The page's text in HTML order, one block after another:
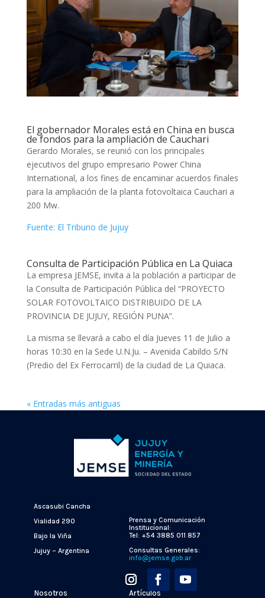
El gobernador Morales está en China en busca
de fondos para la ampliación de Cauchari
Gerardo Morales, se reunió con los principales
ejecutivos del grupo empresario Power China
International, a los fines de encaminar acuerdos finales
para la ampliación de la planta fotovoltaica Cauchari a
200 Mw.
Fuente: El Tribuno de Jujuy
Consulta de Participación Pública en La Quiaca
La empresa JEMSE, invita a la población a participar de
la Consulta de Participación Pública del “PROYECTO
SOLAR FOTOVOLTAICO DISTRIBUIDO DE LA
PROVINCIA DE JUJUY, REGIÓN PUNA”.
La misma se llevará a cabo el día Jueves 11 de Julio a
horas 10:30 en la Sede U.N.Ju. – Avenida Cabildo S/N
(Predio del Ex Ferrocarril) de la ciudad de La Quiaca.
« Entradas más antiguas
Ascasubi Cancha
Vialidad 290
Bajo la Viña
Jujuy – Argentina
Nosotros Artículos
Prensa y Comunicación
Institucional:
Tel: +54 3885 011 857
Consultas Generales:
info@jemse.gob.ar